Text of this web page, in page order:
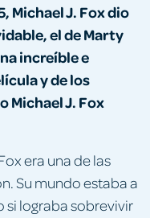
Michael J. Fox dio
el de Marty
increíble e
y de los
Michael J. Fox
era una de las
Su mundo estaba a
si lograba sobrevivir